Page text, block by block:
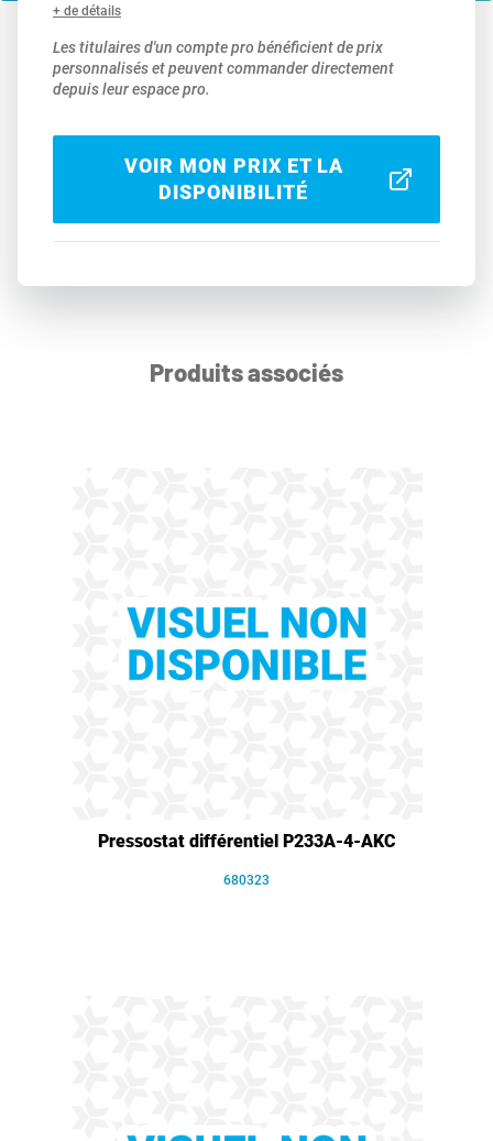
+ de détails
Les titulaires d'un compte pro bénéficient de prix
personnalisés et peuvent commander directement
depuis leur espace pro.
VOIR MON PRIX ET LA
DISPONIBILITÉ
Produits associés
Pressostat différentiel P233A-4-AKC
680323